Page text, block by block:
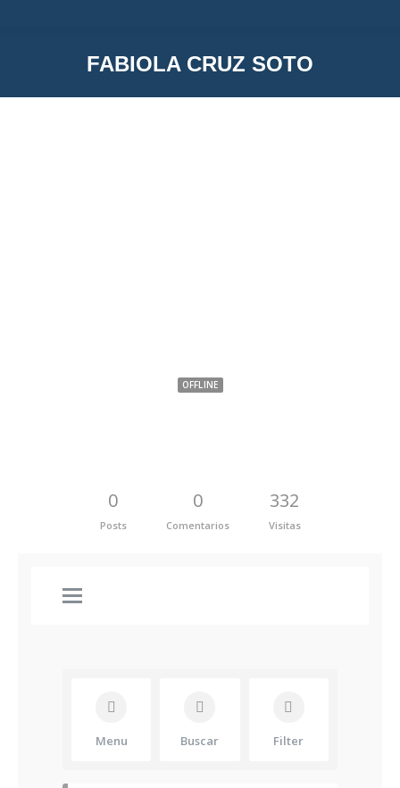
FABIOLA CRUZ SOTO
OFFLINE
0
Posts
0
Comentarios
332
Visitas
Menu Buscar Filter